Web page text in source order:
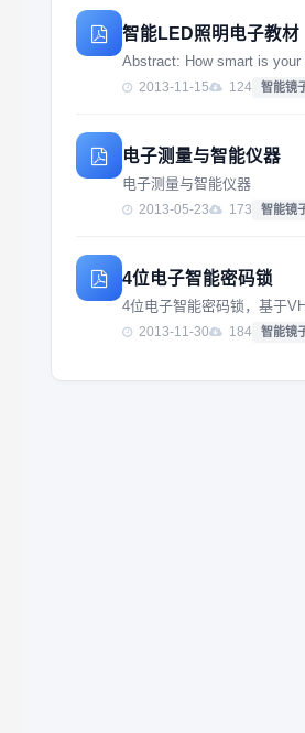
智能LED照明电子教材
Abstract: How smart is
2013-11-15 124 智能镜
电子测量与智能仪器
电子测量与智能仪器
2013-05-23 173 智能镜
4位电子智能密码锁
4位电子智能密码锁，基于
2013-11-30 184 智能镜